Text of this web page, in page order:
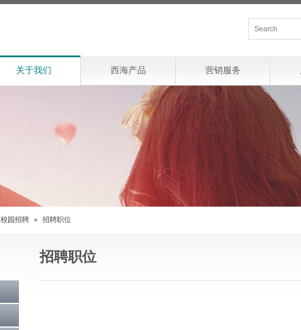
关于我们 西海产品 营销服务
校园招聘 » 招聘职位
招聘职位